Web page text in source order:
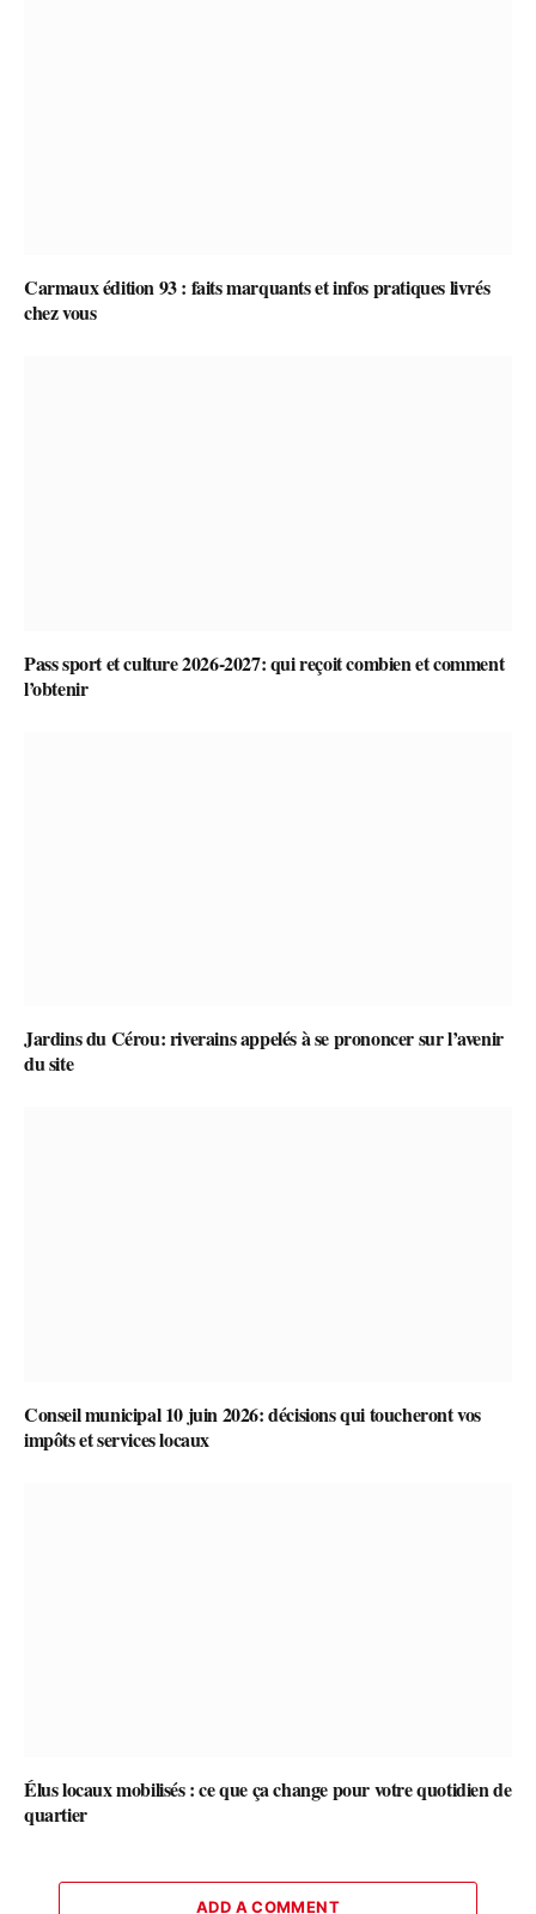
Carmaux édition 93 : faits marquants et infos pratiques livrés
chez vous
Pass sport et culture 2026-2027: qui reçoit combien et comment
l’obtenir
Jardins du Cérou: riverains appelés à se prononcer sur l’avenir
du site
Conseil municipal 10 juin 2026: décisions qui toucheront vos
impôts et services locaux
Élus locaux mobilisés : ce que ça change pour votre quotidien de
quartier
ADD A COMMENT